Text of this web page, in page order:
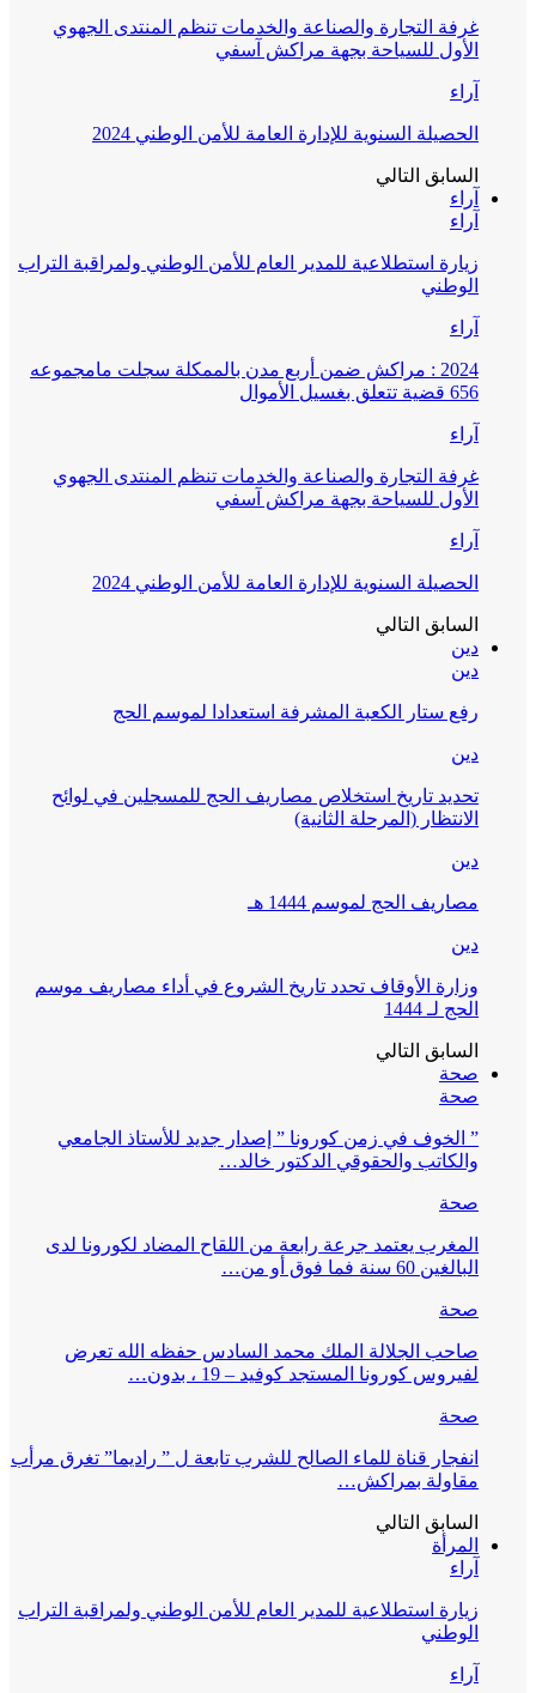
غرفة التجارة والصناعة والخدمات تنظم المنتدى الجهوي
الأول للسياحة بجهة مراكش آسفي
آراء
الحصيلة السنوية للإدارة العامة للأمن الوطني 2024
السابق التالي
آراء
آراء
زيارة استطلاعية للمدير العام للأمن الوطني ولمراقبة التراب
الوطني
آراء
2024 : مراكش ضمن أربع مدن بالممكلة سجلت مامجموعه
656 قضية تتعلق بغسيل الأموال
آراء
غرفة التجارة والصناعة والخدمات تنظم المنتدى الجهوي
الأول للسياحة بجهة مراكش آسفي
آراء
الحصيلة السنوية للإدارة العامة للأمن الوطني 2024
السابق التالي
دين
دين
رفع ستار الكعبة المشرفة استعدادا لموسم الحج
دين
تحديد تاريخ استخلاص مصاريف الحج للمسجلين في لوائح
الانتظار (المرحلة الثانية)
دين
مصاريف الحج لموسم 1444 هـ
دين
وزارة الأوقاف تحدد تاريخ الشروع في أداء مصاريف موسم
الحج لـ 1444
السابق التالي
صحة
صحة
” الخوف في زمن كورونا ” إصدار جديد للأستاذ الجامعي
والكاتب والحقوقي الدكتور خالد…
صحة
المغرب يعتمد جرعة رابعة من اللقاح المضاد لكورونا لدى
البالغين 60 سنة فما فوق أو من…
صحة
صاحب الجلالة الملك محمد السادس حفظه الله تعرض
لفيروس كورونا المستجد كوفيد – 19 ، بدون…
صحة
انفجار قناة للماء الصالح للشرب تابعة ل ” راديما” تغرق مرأب
مقاولة بمراكش…
السابق التالي
المرأة
آراء
زيارة استطلاعية للمدير العام للأمن الوطني ولمراقبة التراب
الوطني
آراء